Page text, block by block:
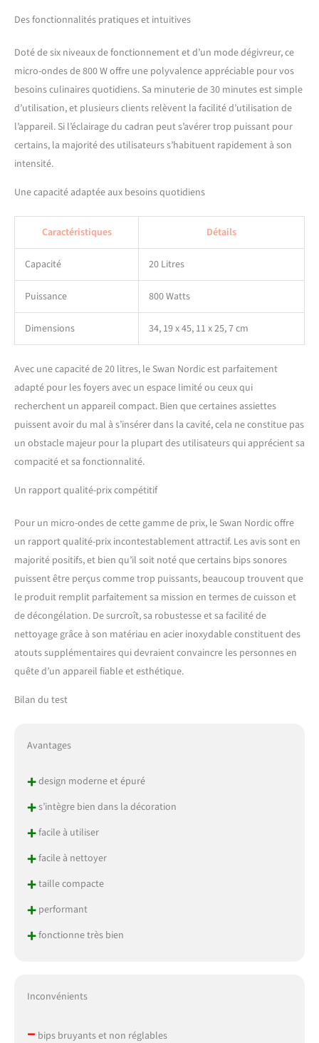
Des fonctionnalités pratiques et intuitives
Doté de six niveaux de fonctionnement et d’un mode dégivreur, ce
micro-ondes de 800 W offre une polyvalence appréciable pour vos
besoins culinaires quotidiens. Sa minuterie de 30 minutes est simple
d’utilisation, et plusieurs clients relèvent la facilité d’utilisation de
l’appareil. Si l’éclairage du cadran peut s’avérer trop puissant pour
certains, la majorité des utilisateurs s’habituent rapidement à son
intensité.
Une capacité adaptée aux besoins quotidiens
Caractéristiques Détails
Capacité 20 Litres
Puissance 800 Watts
Dimensions 34, 19 x 45, 11 x 25, 7 cm
Avec une capacité de 20 litres, le Swan Nordic est parfaitement
adapté pour les foyers avec un espace limité ou ceux qui
recherchent un appareil compact. Bien que certaines assiettes
puissent avoir du mal à s’insérer dans la cavité, cela ne constitue pas
un obstacle majeur pour la plupart des utilisateurs qui apprécient sa
compacité et sa fonctionnalité.
Un rapport qualité-prix compétitif
Pour un micro-ondes de cette gamme de prix, le Swan Nordic offre
un rapport qualité-prix incontestablement attractif. Les avis sont en
majorité positifs, et bien qu’il soit noté que certains bips sonores
puissent être perçus comme trop puissants, beaucoup trouvent que
le produit remplit parfaitement sa mission en termes de cuisson et
de décongélation. De surcroît, sa robustesse et sa facilité de
nettoyage grâce à son matériau en acier inoxydable constituent des
atouts supplémentaires qui devraient convaincre les personnes en
quête d’un appareil fiable et esthétique.
Bilan du test
Avantages
+design moderne et épuré
+s’intègre bien dans la décoration
+facile à utiliser
+facile à nettoyer
+taille compacte
+performant
+fonctionne très bien
Inconvénients
– bips bruyants et non réglables